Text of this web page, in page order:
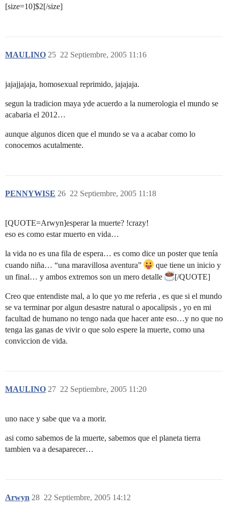
[size=10]$2[/size]
MAULINO 22 Septiembre, 2005 11:16
25
jajajjajaja, homosexual reprimido, jajajaja.
segun la tradicion maya yde acuerdo a la numerologia el mundo se
acabaria el 2012…
aunque algunos dicen que el mundo se va a acabar como lo
conocemos acutalmente.
PENNYWISE 22 Septiembre, 2005 11:18
26
[QUOTE=Arwyn]esperar la muerte? !crazy!
eso es como estar muerto en vida…
la vida no es una fila de espera… es como dice un poster que tenía
cuando niña… “una maravillosa aventura”
que tiene un inicio y
un final… y ambos extremos son un mero detalle
[/QUOTE]
Creo que entendiste mal, a lo que yo me referia , es que si el mundo
se va terminar por algun desastre natural o apocalipsis , yo en mi
facultad de humano no tengo nada que hacer ante eso…y no que no
tenga las ganas de vivir o que solo espere la muerte, como una
conviccion de vida.
MAULINO 22 Septiembre, 2005 11:20
27
uno nace y sabe que va a morir.
asi como sabemos de la muerte, sabemos que el planeta tierra
tambien va a desaparecer…
Arwyn 22 Septiembre, 2005 14:12
28